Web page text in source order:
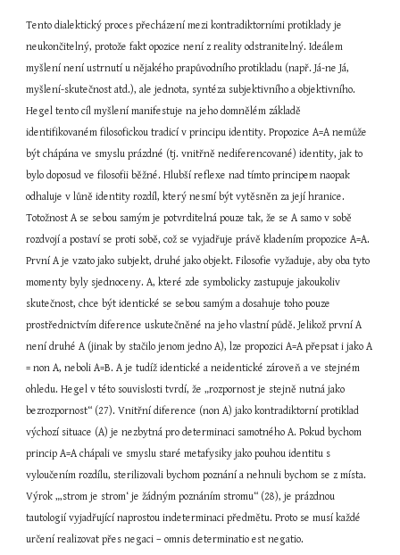
Tento dialektický proces přecházení mezi kontradiktorními protiklady je
neukončitelný, protože fakt opozice není z reality odstranitelný. Ideálem
myšlení není ustrnutí u nějakého prapůvodního protikladu (např. Já-ne Já,
myšlení-skutečnost atd.), ale jednota, syntéza subjektivního a objektivního.
Hegel tento cíl myšlení manifestuje na jeho domnělém základě
identifikovaném filosofickou tradicí v principu identity. Propozice A=A nemůže
být chápána ve smyslu prázdné (tj. vnitřně nediferencované) identity, jak to
bylo doposud ve filosofii běžné. Hlubší reflexe nad tímto principem naopak
odhaluje v lůně identity rozdíl, který nesmí být vytěsněn za její hranice.
Totožnost A se sebou samým je potvrditelná pouze tak, že se A samo v sobě
rozdvojí a postaví se proti sobě, což se vyjadřuje právě kladením propozice A=A.
První A je vzato jako subjekt, druhé jako objekt. Filosofie vyžaduje, aby oba tyto
momenty byly sjednoceny. A, které zde symbolicky zastupuje jakoukoliv
skutečnost, chce být identické se sebou samým a dosahuje toho pouze
prostřednictvím diference uskutečněné na jeho vlastní půdě. Jelikož první A
není druhé A (jinak by stačilo jenom jedno A), lze propozici A=A přepsat i jako A
= non A, neboli A=B. A je tudíž identické a neidentické zároveň a ve stejném
ohledu. Hegel v této souvislosti tvrdí, že „rozpornost je stejně nutná jako
bezrozpornost“ (27). Vnitřní diference (non A) jako kontradiktorní protiklad
výchozí situace (A) je nezbytná pro determinaci samotného A. Pokud bychom
princip A=A chápali ve smyslu staré metafysiky jako pouhou identitu s
vyloučením rozdílu, sterilizovali bychom poznání a nehnuli bychom se z místa.
Výrok „‚strom je strom‘ je žádným poznáním stromu“ (28), je prázdnou
tautologií vyjadřující naprostou indeterminaci předmětu. Proto se musí každé
určení realizovat přes negaci – omnis determinatio est negatio.